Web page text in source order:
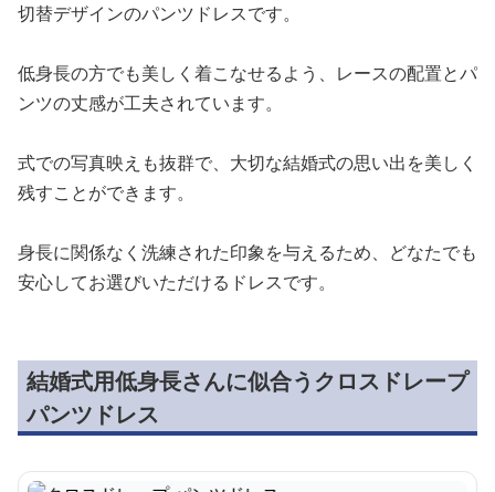
切替デザインのパンツドレスです。
低身長の方でも美しく着こなせるよう、レースの配置とパ
ンツの丈感が工夫されています。
式での写真映えも抜群で、大切な結婚式の思い出を美しく
残すことができます。
身長に関係なく洗練された印象を与えるため、どなたでも
安心してお選びいただけるドレスです。
結婚式用低身長さんに似合うクロスドレープ
パンツドレス